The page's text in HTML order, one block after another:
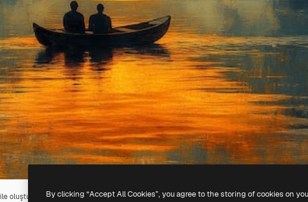
ile oluşturuldu. AI Görüntü Oluşturucumuzukullanarak kendinizinkini oluşturabilirsiniz.
By clicking “Accept All Cookies”, you agree to the storing of cookies on